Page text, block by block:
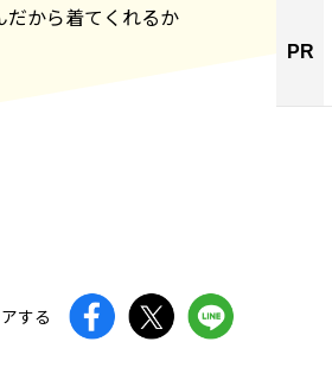
から着てくれるか
する
PR